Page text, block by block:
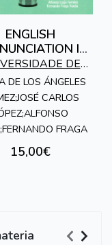
ENGLISH
IS
(E-PROFUN)
DE
VIGO
DE LOS ÁNGELES
CARLOS
FRAGA
15,00€